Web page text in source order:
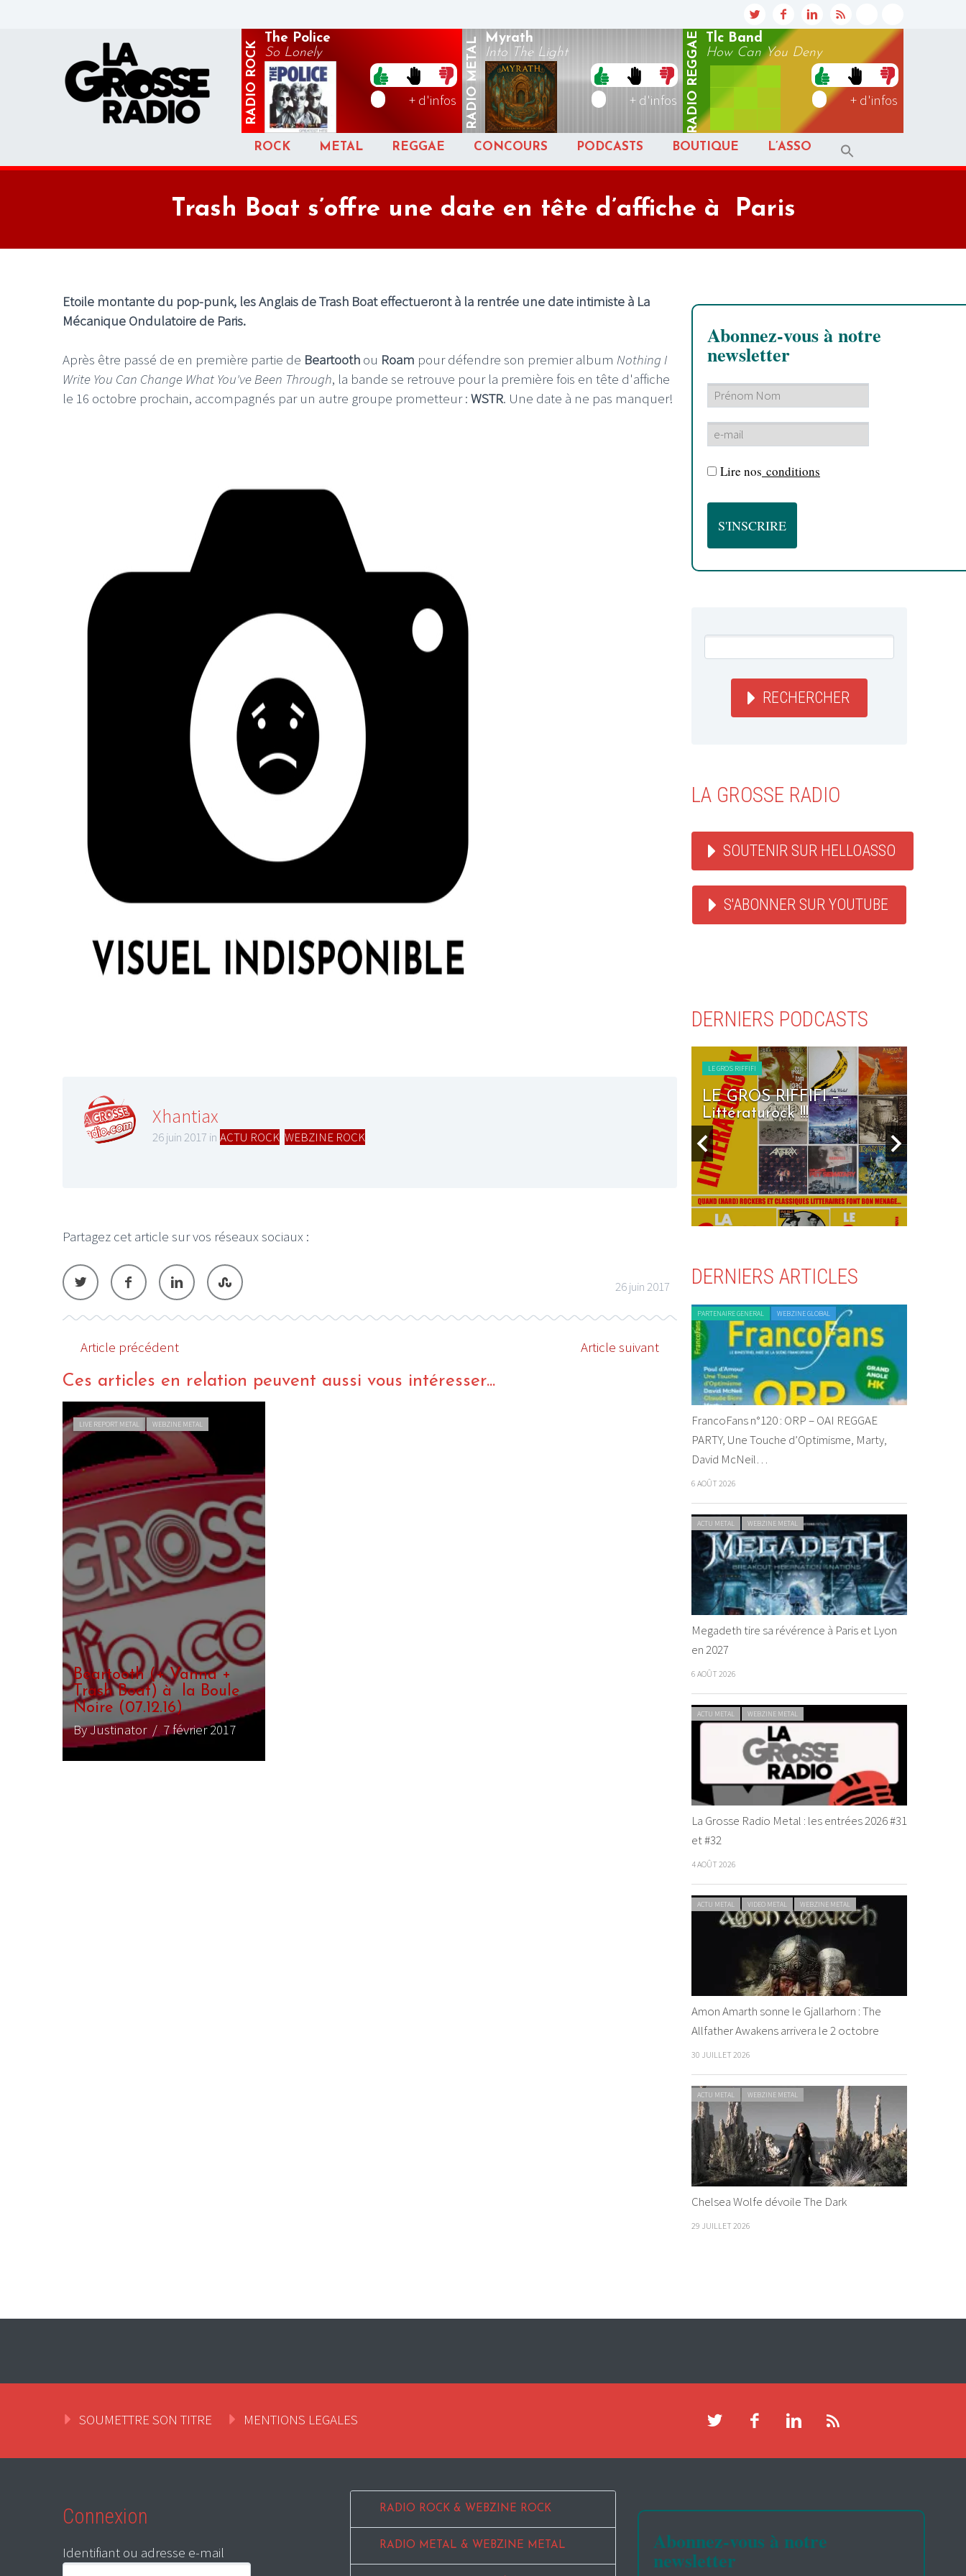
RADIO
ROCK
The Police
So Lonely
+ d'infos RADIO
METAL Myrath
Into The Light
+ d'infos RADIO
REGGAE
Tlc Band
How Can You Deny
+ d'infos
ROCK METAL REGGAE CONCOURS PODCASTS BOUTIQUE L’ASSO
Trash Boat s’offre une date en tête d’affiche à Paris
Etoile montante du pop-punk, les Anglais deTrash Boateffectueront à la rentrée une date intimiste à La
Mécanique Ondulatoire de Paris.
Après être passé de en première partie de Beartooth ou Roam pour défendre son premier album Nothing I
Write You Can Change What You've Been Through, la bande se retrouve pour la première fois en tête d'affiche
le 16 octobre prochain, accompagnés par un autre groupe prometteur : WSTR. Une date à ne pas manquer!
Xhantiax
26 juin 2017 in ACTU ROCK WEBZINE ROCK
Partagez cet article sur vos réseaux sociaux :
26 juin 2017
Article précédent Article suivant
Ces articles en relation peuvent aussi vous intéresser...
LIVE REPORT METAL WEBZINE METAL
Beartooth (+ Vanna +
Trash Boat) à la Boule
Noire (07.12.16)
By Justinator/ 7 février 2017
Abonnez-vous à notre
newsletter
Lire nos conditions
RECHERCHER
LA GROSSE RADIO
SOUTENIR SUR HELLOASSO
S'ABONNER SUR YOUTUBE
DERNIERS PODCASTS
Christmas Riffifi 2025 !!!
LE GROS RIFFIFI
LE GROS RIFFIFI – Seven
Days To Rock !!!
DERNIERS ARTICLES
PARTENAIRE GENERAL WEBZINE GLOBAL
FrancoFans n°120 : ORP – OAI REGGAE
PARTY, Une Touche d’Optimisme, Marty,
David McNeil…
6 AOÛT 2026
ACTU METAL WEBZINE METAL
Megadeth tire sa révérence à Paris et Lyon
en 2027
6 AOÛT 2026
ACTU METAL WEBZINE METAL
La Grosse Radio Metal : les entrées 2026 #31
et #32
4 AOÛT 2026
ACTU METAL VIDEO METAL WEBZINE METAL
Amon Amarth sonne le Gjallarhorn : The
Allfather Awakens arrivera le 2 octobre
30 JUILLET 2026
ACTU METAL WEBZINE METAL
Chelsea Wolfe dévoile The Dark
29 JUILLET 2026
SOUMETTRE SON TITRE MENTIONS LEGALES
Connexion
Identifiant ou adresse e-mail
RADIO ROCK & WEBZINE ROCK
RADIO METAL & WEBZINE METAL Abonnez-vous à notre
newsletter